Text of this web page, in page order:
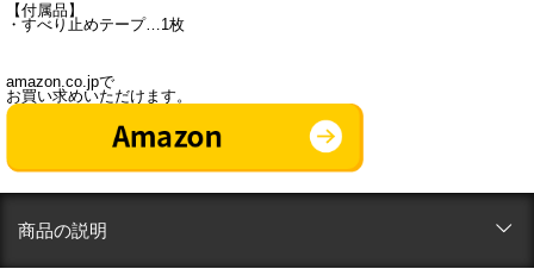
【付属品】
・すべり止めテープ…1枚
amazon.co.jpで
お買い求めいただけます。
商品の説明